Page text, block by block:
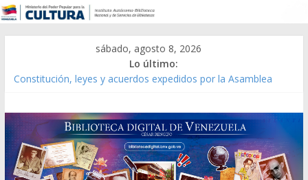
sábado, agosto 8, 2026
Lo último:
Constitución, leyes y acuerdos expedidos por la Asamblea
Modesta Bor Sánchez [material gráfico]
Gaceta Oficial de la República de Venezuela año CXXXIII Mes V,
Caracas 09 de marzo de 2006 N° 38.394
Catálogo temático de obras de Modesta Bor